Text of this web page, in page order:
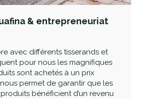
& entrepreneuriat
avec différents tisserands et
pour nous les magnifiques
sont achetés à un prix
permet de garantir que les
bénéficient d’un revenu